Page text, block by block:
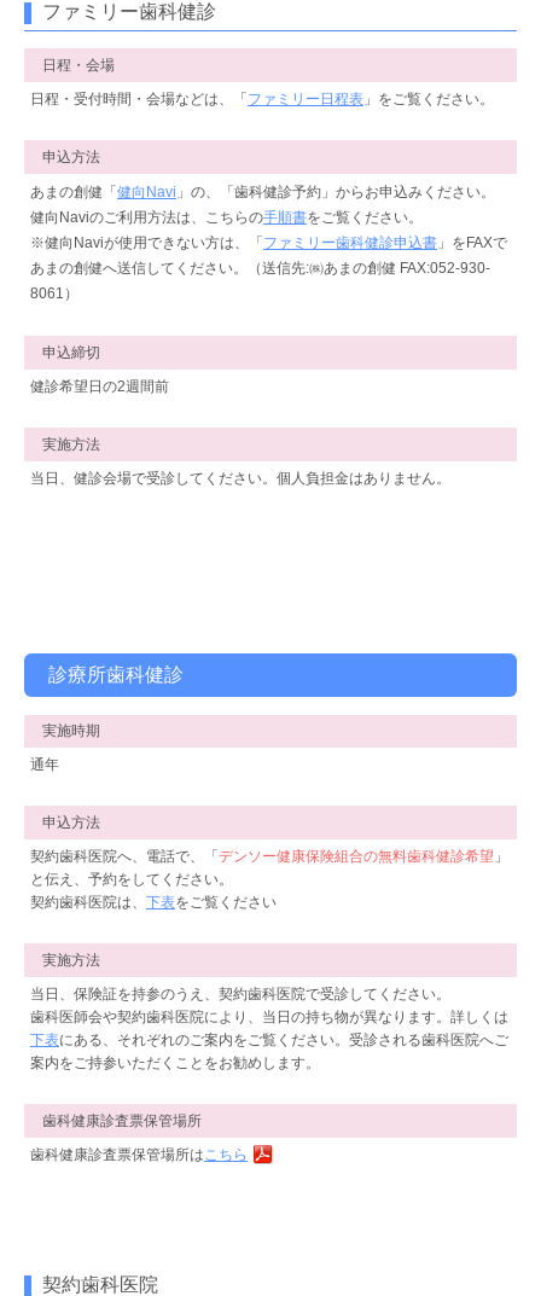
ファミリー歯科健診
日程・会場
日程・受付時間・会場などは、「 ファミリー日程表 」をご覧ください。
申込方法
あまの創健「 健向Navi 」の、「歯科健診予約」からお申込みください。
健向Naviのご利用方法は、こちらの手順書をご覧ください。
※健向Naviが使用できない方は、「 ファミリー歯科健診申込書 」をFAXで
あまの創健へ送信してください。（送信先:㈱あまの創健 FAX:052-930-
8061）
申込締切
健診希望日の2週間前
実施方法
当日、健診会場で受診してください。個人負担金はありません。
診療所歯科健診
実施時期
通年
申込方法
契約歯科医院へ、電話で、「 デンソー健康保険組合の無料歯科健診希望 」
と伝え、予約をしてください。
契約歯科医院は、 下表をご覧ください
実施方法
当日、保険証を持参のうえ、契約歯科医院で受診してください。
歯科医師会や契約歯科医院により、当日の持ち物が異なります。詳しくは
下表にある、それぞれのご案内をご覧ください。受診される歯科医院へご
案内をご持参いただくことをお勧めします。
歯科健康診査票保管場所
歯科健康診査票保管場所はこちら
契約歯科医院